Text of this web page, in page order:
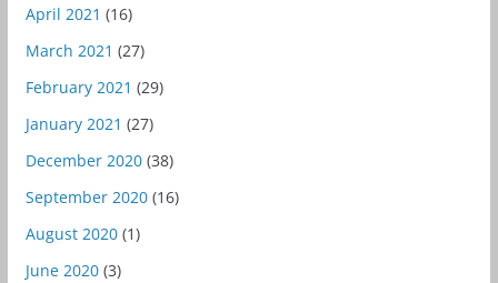
April 2021 (16)
March 2021 (27)
February 2021 (29)
January 2021 (27)
December 2020(38)
September 2020(16)
August 2020(1)
June 2020(3)